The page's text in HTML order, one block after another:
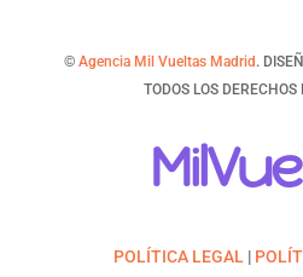
©Agencia Mil Vueltas Madrid.
TODOS LOS DERECHOS
POLÍTICA LEGAL |